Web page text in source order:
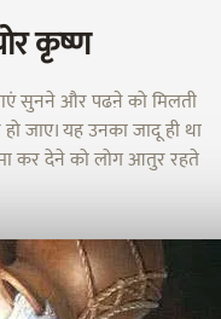
कृष्ण
सुनने और पढऩे को मिलती
जाए। यह उनका जादू ही था
कर देने को लोग आतुर रहते